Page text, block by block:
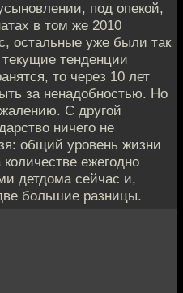
под опекой,
в том же 2010
остальные уже были так
тенденции
то через 10 лет
за ненадобностью. Но
С другой
ничего не
общий уровень жизни
количестве ежегодно
детдома сейчас и,
большие разницы.